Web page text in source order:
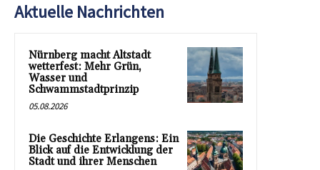
Aktuelle Nachrichten
Nürnberg macht Altstadt
wetterfest: Mehr Grün,
Wasser und
Schwammstadtprinzip
05.08.2026
Die Geschichte Erlangens: Ein
Blick auf die Entwicklung der
Stadt und ihrer Menschen